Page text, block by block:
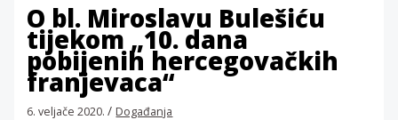
O bl. Miroslavu Bulešiću
tijekom „10. dana
pobijenih hercegovačkih
franjevaca“
6. veljače 2020./ Događanja